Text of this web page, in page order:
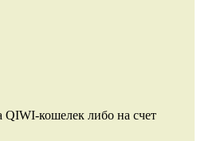
QIWI-кошелек либо на счет